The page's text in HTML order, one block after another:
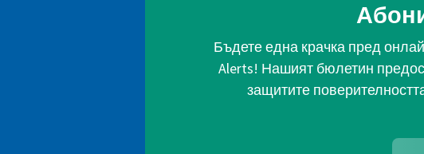
Бъдете една крачка пред
Alerts! Нашият бюлетин
защитите